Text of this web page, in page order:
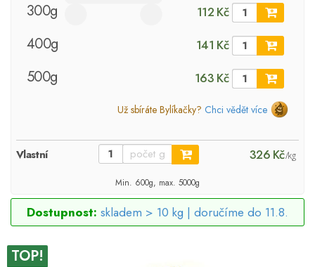
300g 112 Kč
400g 141 Kč
500g 163 Kč
Už sbíráte Bylíkačky? Chci vědět více
Vlastní 326 Kč/kg
Min. 600g, max. 5000g
Dostupnost: skladem > 10 kg | doručíme do 11.8.
TOP!